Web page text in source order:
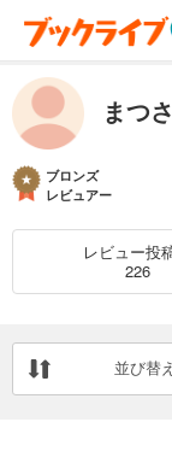
まつ
ブロンズ
レビュアー
レビュー投
226
並び替え